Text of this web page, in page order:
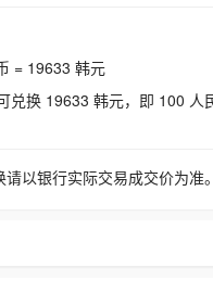
= 19633 韩元
兑换 19633 韩元，即 100
以银行实际交易成交价为准。